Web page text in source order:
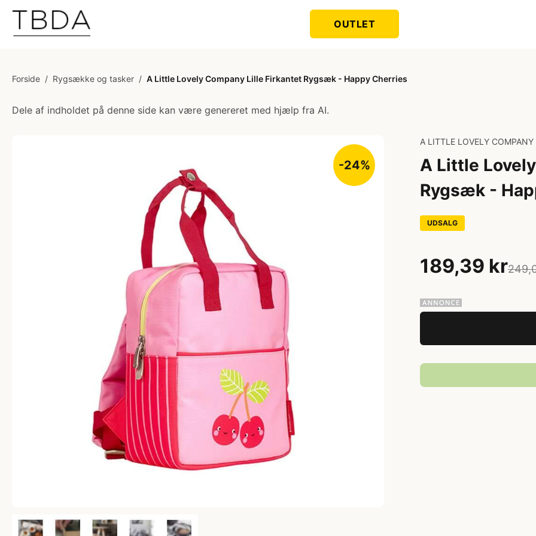
OUTLET
Forside / Rygsække og tasker / A Little Lovely Company Lille Firkantet Rygsæk - Happy Cherries
Dele af indholdet på denne side kan være genereret med hjælp fra AI.
-24%
A LITTLE LOVELY COMPANY
A Little
Rygsæk -
UDSALG
189,39 kr